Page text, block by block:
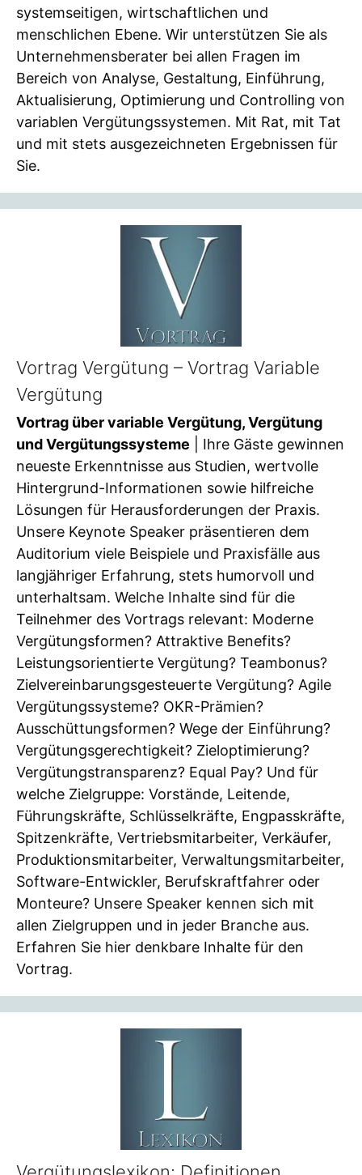
systemseitigen, wirtschaftlichen und
menschlichen Ebene. Wir unterstützen Sie als
Unternehmensberater bei allen Fragen im
Bereich von Analyse, Gestaltung, Einführung,
Aktualisierung, Optimierung und Controlling von
variablen Vergütungssystemen. Mit Rat, mit Tat
und mit stets ausgezeichneten Ergebnissen für
Sie.
Vortrag Vergütung – Vortrag Variable
Vergütung
Vortrag über variable Vergütung, Vergütung
und Vergütungssysteme | Ihre Gäste gewinnen
neueste Erkenntnisse aus Studien, wertvolle
Hintergrund-Informationen sowie hilfreiche
Lösungen für Herausforderungen der Praxis.
Unsere Keynote Speaker präsentieren dem
Auditorium viele Beispiele und Praxisfälle aus
langjähriger Erfahrung, stets humorvoll und
unterhaltsam. Welche Inhalte sind für die
Teilnehmer des Vortrags relevant: Moderne
Vergütungsformen? Attraktive Benefits?
Leistungsorientierte Vergütung? Teambonus?
Zielvereinbarungsgesteuerte Vergütung? Agile
Vergütungssysteme? OKR-Prämien?
Ausschüttungsformen? Wege der Einführung?
Vergütungsgerechtigkeit? Zieloptimierung?
Vergütungstransparenz? Equal Pay? Und für
welche Zielgruppe: Vorstände, Leitende,
Führungskräfte, Schlüsselkräfte, Engpasskräfte,
Spitzenkräfte, Vertriebsmitarbeiter, Verkäufer,
Produktionsmitarbeiter, Verwaltungsmitarbeiter,
Software-Entwickler, Berufskraftfahrer oder
Monteure? Unsere Speaker kennen sich mit
allen Zielgruppen und in jeder Branche aus.
Erfahren Sie hier denkbare Inhalte für den
Vortrag.